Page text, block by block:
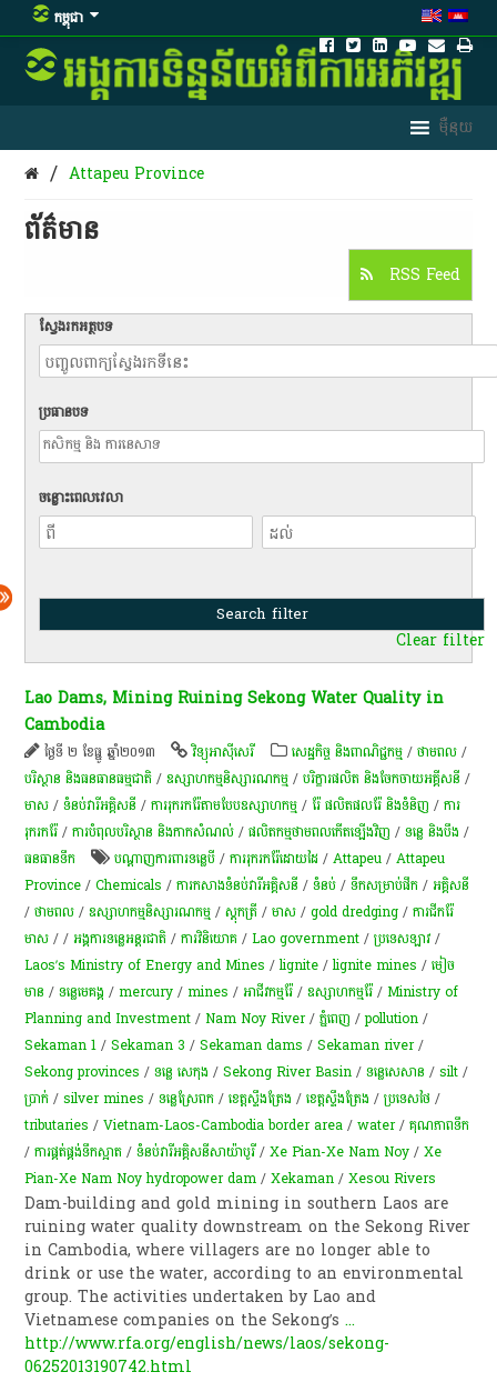
កម្ពុជា
/ Attapeu Province
ព័ត៌មាន​
RSS Feed
ស្វែងរកអត្ថបទ
ប្រធានបទ
ចន្លោះពេលវេលា
Clear filter
Lao Dams, Mining Ruining Sekong Water Quality in
Cambodia
ថ្ងៃទី ២ ខែធ្នូ ឆ្នាំ២០១៣ វិទ្យុអាស៊ីសេរី សេដ្ឋកិច្ច និងពាណិជ្ជកម្ម /ថាមពល /
បរិស្ថាន និងធនធានធម្មជាតិ /ឧស្សាហកម្មនិស្សារណកម្ម /បរិក្ខារផលិត និងចែកចាយអគ្គីសនី /
មាស /ទំនប់​វា​រី​អគ្គិសនី​ /ការរុករករ៉ែតាមបែបឧស្សាហកម្ម /រ៉ែ ផលិតផលរ៉ែ និងទំនិញ /ការ
រុករករ៉ែ /ការបំពុលបរិស្ថាន និងកាកសំណល់ /ផលិតកម្មថាមពលកើតឡើងវិញ /ទន្លេ និងបឹង /
​ធនធាន​ទឹក​
បណ្តាញ​ការ​ពារ​ទន្លេ​បី /ការរុករករ៉ែដោយដៃ /Attapeu /Attapeu
Province /Chemicals /ការ​កសាង​ទំនប់​វារីអគ្គិសនី​ /ទំនប់ /ទឹកសម្រាប់ផឹក /អគ្គិសនី
/ថាមពល /ឧស្សាហកម្មនិស្សារណកម្ម /ស្តុក​ត្រី /មាស /gold dredging /ការជីករ៉ែ
មាស //​​អង្គការទន្លេ​អន្តរជាតិ​ /ការវិនិយោគ /Lao government /ប្រទេសឡាវ /
Laos’s Ministry of Energy and Mines /lignite /lignite mines /មៀច
មាន /ទន្លេមេគង្គ /mercury /mines /អាជីវកម្ម​រ៉ែ​ /​ឧស្សាហកម្ម​រ៉ែ​ /Ministry of
Planning and Investment /Nam Noy River/ភ្នំពេញ /pollution /
Sekaman 1 /Sekaman 3 /Sekaman dams /Sekaman river/
Sekong provinces /ទន្លេ សេកុង /Sekong River Basin /ទន្លេ​សេសាន /silt /
ប្រាក់ /silver mines /ទន្លេស្រែពក /ខេត្តស្ទឹងត្រែង /ខេត្តស្ទឹងត្រែង /ប្រទេសថៃ /
tributaries /Vietnam-Laos-Cambodia border area /water/គុណភាពទឹក
/ការផ្គត់ផ្គង់ទឹកស្អាត /ទំនប់​វារីអគ្គិសនី​សាយ៉ាបូរី/Xe Pian-Xe Nam Noy /Xe
Pian-Xe Nam Noy hydropower dam /Xekaman /Xesou Rivers
Dam-building and gold mining in southern Laos are
ruining water quality downstream on the Sekong River
in Cambodia, where villagers are no longer able to
drink or use the water, according to an environmental
group. The activities undertaken by Lao and
Vietnamese companies on the Sekong’s...
http://www.rfa.org/english/news/laos/sekong-
06252013190742.html